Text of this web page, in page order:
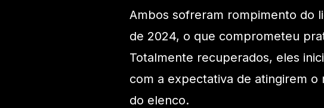
Ambos sofreram rompimento do
de 2024, o que comprometeu
Totalmente recuperados, eles
com a expectativa de atingirem
do elenco.